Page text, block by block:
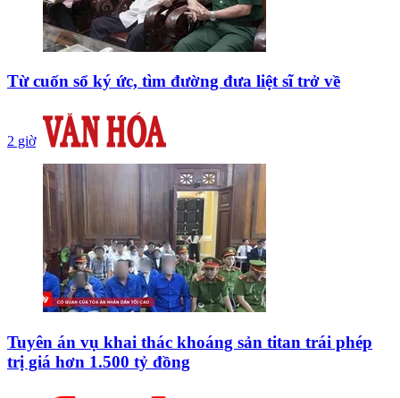
Từ cuốn sổ ký ức, tìm đường đưa liệt sĩ trở về
2 giờ
Tuyên án vụ khai thác khoáng sản titan trái phép
trị giá hơn 1.500 tỷ đồng